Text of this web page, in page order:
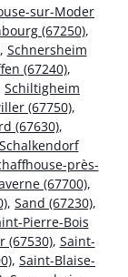
sur-Moder
(67250),
, Schnersheim
(67240),
Schiltigheim
(67750),
(67630),
Schalkendorf
près-
(67700),
, Sand (67230),
Pierre-Bois
(67530), Saint-
, Saint-Blaise-